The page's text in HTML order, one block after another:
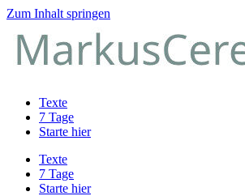
Zum Inhalt springen
Texte
7 Tage
Starte hier
Texte
7 Tage
Starte hier